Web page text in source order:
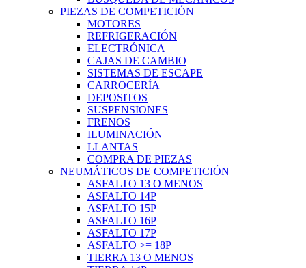
PIEZAS DE COMPETICIÓN
MOTORES
REFRIGERACIÓN
ELECTRÓNICA
CAJAS DE CAMBIO
SISTEMAS DE ESCAPE
CARROCERÍA
DEPOSITOS
SUSPENSIONES
FRENOS
ILUMINACIÓN
LLANTAS
COMPRA DE PIEZAS
NEUMÁTICOS DE COMPETICIÓN
ASFALTO 13 O MENOS
ASFALTO 14P
ASFALTO 15P
ASFALTO 16P
ASFALTO 17P
ASFALTO >= 18P
TIERRA 13 O MENOS